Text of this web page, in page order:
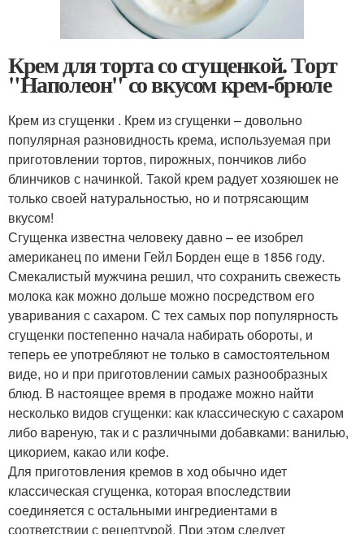
Крем для торта со сгущенкой. Торт
"Наполеон" со вкусом крем-брюле
Крем из сгущенки . Крем из сгущенки – довольно
популярная разновидность крема, используемая при
приготовлении тортов, пирожных, пончиков либо
блинчиков с начинкой. Такой крем радует хозяюшек не
только своей натуральностью, но и потрясающим
вкусом!
Сгущенка известна человеку давно – ее изобрел
американец по имени Гейл Борден еще в 1856 году.
Смекалистый мужчина решил, что сохранить свежесть
молока как можно дольше можно посредством его
уваривания с сахаром. С тех самых пор популярность
сгущенки постепенно начала набирать обороты, и
теперь ее употребляют не только в самостоятельном
виде, но и при приготовлении самых разнообразных
блюд. В настоящее время в продаже можно найти
несколько видов сгущенки: как классическую с сахаром
либо вареную, так и с различными добавками: ванилью,
цикорием, какао или кофе.
Для приготовления кремов в ход обычно идет
классическая сгущенка, которая впоследствии
соединяется с остальными ингредиентами в
соответствии с рецептурой. При этом следует